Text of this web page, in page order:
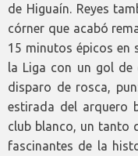
de Higuaín. Reyes
córner que acabó
15 minutos épicos en
la Liga con un gol de
disparo de rosca,
estirada del arquero
club blanco, un tanto
fascinantes de la